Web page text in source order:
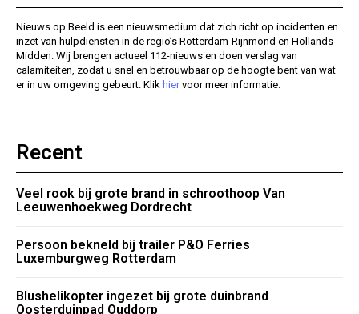
Nieuws op Beeld is een nieuwsmedium dat zich richt op incidenten en
inzet van hulpdiensten in de regio’s Rotterdam-Rijnmond en Hollands
Midden. Wij brengen actueel 112-nieuws en doen verslag van
calamiteiten, zodat u snel en betrouwbaar op de hoogte bent van wat
er in uw omgeving gebeurt. Klik hiervoor meer informatie.
Recent
Veel rook bij grote brand in schroothoop Van
Leeuwenhoekweg Dordrecht
Persoon bekneld bij trailer P&O Ferries
Luxemburgweg Rotterdam
Blushelikopter ingezet bij grote duinbrand
Oosterduinpad Ouddorp